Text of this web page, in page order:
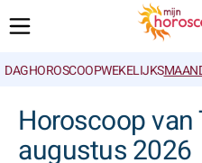
DAGHOROSCOOPWEKELIJKS
Horoscoop
augustus 2026